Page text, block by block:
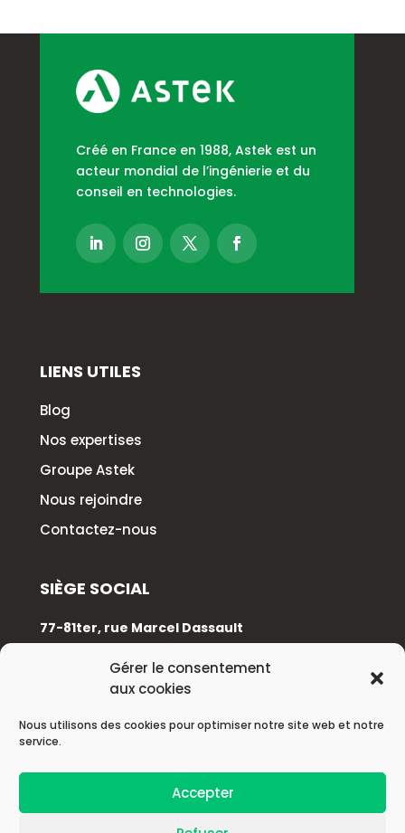
Gérer le consentement
aux cookies
Nous utilisons des cookies pour optimiser notre site web et notre
service.
Accepter
Créé en France en 1988, Astek est un
acteur mondial de l’ingénierie et du
conseil en technologies.
LIENS UTILES
Blog
Nos expertises
Groupe Astek
Nous rejoindre
Contactez-nous
SIÈGE SOCIAL
77-81ter, rue Marcel Dassault
92100 Boulogne-Billancourt